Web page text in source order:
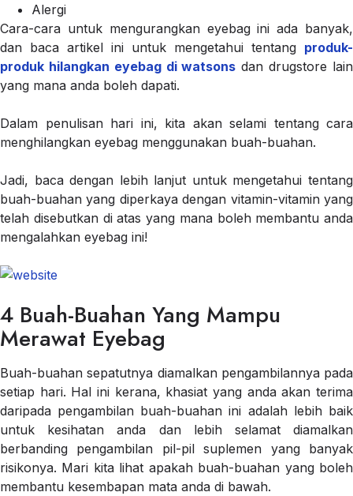
Alergi
Cara-cara untuk mengurangkan eyebag ini ada banyak,
dan baca artikel ini untuk mengetahui tentang produk-
produk hilangkan eyebag di watsons dan drugstore lain
yang mana anda boleh dapati.
Dalam penulisan hari ini, kita akan selami tentang cara
menghilangkan eyebag menggunakan buah-buahan.
Jadi, baca dengan lebih lanjut untuk mengetahui tentang
buah-buahan yang diperkaya dengan vitamin-vitamin yang
telah disebutkan di atas yang mana boleh membantu anda
mengalahkan eyebag ini!
4 Buah-Buahan Yang Mampu
Merawat Eyebag
Buah-buahan sepatutnya diamalkan pengambilannya pada
setiap hari. Hal ini kerana, khasiat yang anda akan terima
daripada pengambilan buah-buahan ini adalah lebih baik
untuk kesihatan anda dan lebih selamat diamalkan
berbanding pengambilan pil-pil suplemen yang banyak
risikonya. Mari kita lihat apakah buah-buahan yang boleh
membantu kesembapan mata anda di bawah.